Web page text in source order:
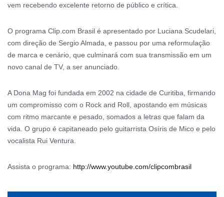
vem recebendo excelente retorno de público e crítica.
O programa Clip.com Brasil é apresentado por Luciana Scudelari,
com direção de Sergio Almada, e passou por uma reformulação
de marca e cenário, que culminará com sua transmissão em um
novo canal de TV, a ser anunciado.
A Dona Mag foi fundada em 2002 na cidade de Curitiba, firmando
um compromisso com o Rock and Roll, apostando em músicas
com ritmo marcante e pesado, somados a letras que falam da
vida. O grupo é capitaneado pelo guitarrista Osíris de Mico e pelo
vocalista Rui Ventura.
Assista o programa: http://www.youtube.com/clipcombrasil